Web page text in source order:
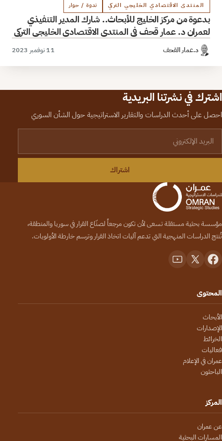
المنتدى الاقتصادي الخليجي التركي ندوة / حوار
بدعوة من مركز الخليج للأبحاث.. شارك المدير التنفيذي
لعمران د. عمار قحف في المنتدى الاقتصادي الخليجي التركي
د.عمار القحف 11 نوفمبر 2023
اشترك في نشرتنا البريدية
احصل على أحدث الدراسات والتقارير الاستراتيجية حول الشأن السوري
اشتراك
مؤسسة بحثية مستقلة تسعى لأن تكون مرجعاً لصنّاع القرار في سوريا والمنطقة،
تُنتج الدراسات المنهجية التي تدعم آليات اتخاذ القرار وترسم خارطة الأولويات.
المحتوى
الأبحاث
الإصدارات
الخرائط
فعاليات
عمران في الإعلام
الباحثون
المركز
عن عمران
المسارات البحثية